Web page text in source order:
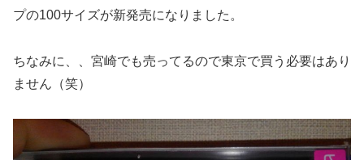
プの100サイズが新発売になりました。
ちなみに、、宮崎でも売ってるので東京で買う必要はあり
ません（笑）